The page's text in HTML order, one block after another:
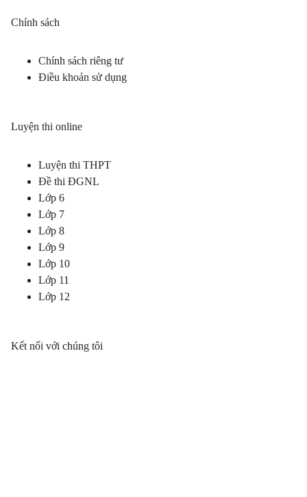
Chính sách
Chính sách riêng tư
Điều khoản sử dụng
Luyện thi online
Luyện thi THPT
Đề thi ĐGNL
Lớp 6
Lớp 7
Lớp 8
Lớp 9
Lớp 10
Lớp 11
Lớp 12
Kết nối với chúng tôi